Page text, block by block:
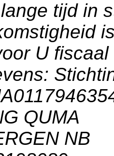
tijd in
U
QUMA
NB